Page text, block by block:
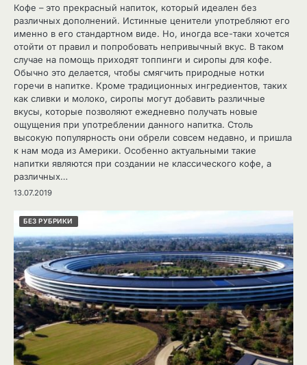
Кофе – это прекрасный напиток, который идеален без
различных дополнений. Истинные ценители употребляют его
именно в его стандартном виде. Но, иногда все-таки хочется
отойти от правил и попробовать непривычный вкус. В таком
случае на помощь приходят топпинги и сиропы для кофе.
Обычно это делается, чтобы смягчить природные нотки
горечи в напитке. Кроме традиционных ингредиентов, таких
как сливки и молоко, сиропы могут добавить различные
вкусы, которые позволяют ежедневно получать новые
ощущения при употреблении данного напитка. Столь
высокую популярность они обрели совсем недавно, и пришла
к нам мода из Америки. Особенно актуальными такие
напитки являются при создании не классического кофе, а
различных…
13.07.2019
БЕЗ РУБРИКИ